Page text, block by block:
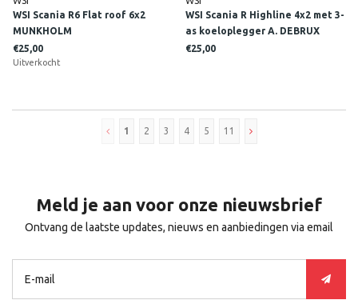
WSI Scania R6 Flat roof 6x2
MUNKHOLM
€25,00
Uitverkocht
WSI Scania R Highline 4x2 met 3-
as koeloplegger A. DEBRUX
€25,00
1 2 3 4 5 11
Meld je aan voor onze nieuwsbrief
Ontvang de laatste updates, nieuws en aanbiedingen via email